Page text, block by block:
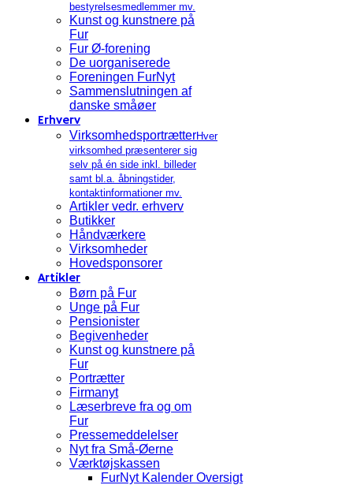
bestyrelsesmedlemmer mv.
Kunst og kunstnere på
Fur
Fur Ø-forening
De uorganiserede
Foreningen FurNyt
Sammenslutningen af
danske småøer
Erhverv
VirksomhedsportrætterHver
virksomhed præsenterer sig
selv på én side inkl. billeder
samt bl.a. åbningstider,
kontaktinformationer mv.
Artikler vedr. erhverv
Butikker
Håndværkere
Virksomheder
Hovedsponsorer
Artikler
Børn på Fur
Unge på Fur
Pensionister
Begivenheder
Kunst og kunstnere på
Fur
Portrætter
Firmanyt
Læserbreve fra og om
Fur
Pressemeddelelser
Nyt fra Små-Øerne
Værktøjskassen
FurNyt Kalender Oversigt